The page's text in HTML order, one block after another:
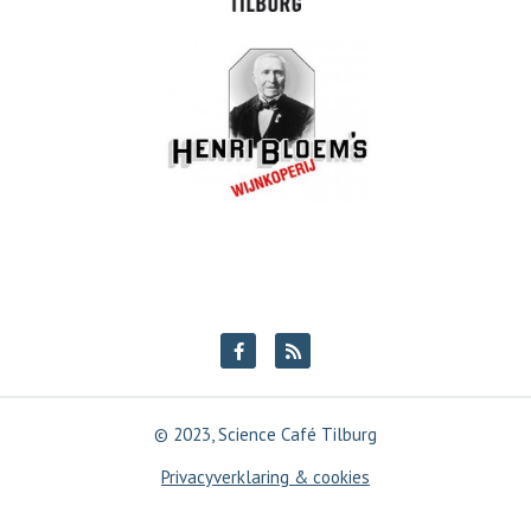
© 2023, Science Café Tilburg
Privacyverklaring & cookies